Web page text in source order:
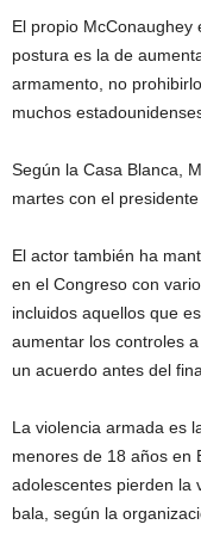
El propio McConaughey
postura es la de
armamento, no
muchos
Según la Casa Blanca,
martes con el
El actor también ha
en el Congreso con
incluidos aquellos que
aumentar los controles
un acuerdo antes del
La violencia armada es
menores de 18 años en
adolescentes pierden la
bala, según la